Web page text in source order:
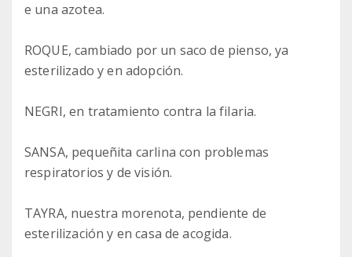
e una azotea.
ROQUE, cambiado por un saco de pienso, ya
esterilizado y en adopción.
NEGRI, en tratamiento contra la filaria.
SANSA, pequeñita carlina con problemas
respiratorios y de visión.
TAYRA, nuestra morenota, pendiente de
esterilización y en casa de acogida.